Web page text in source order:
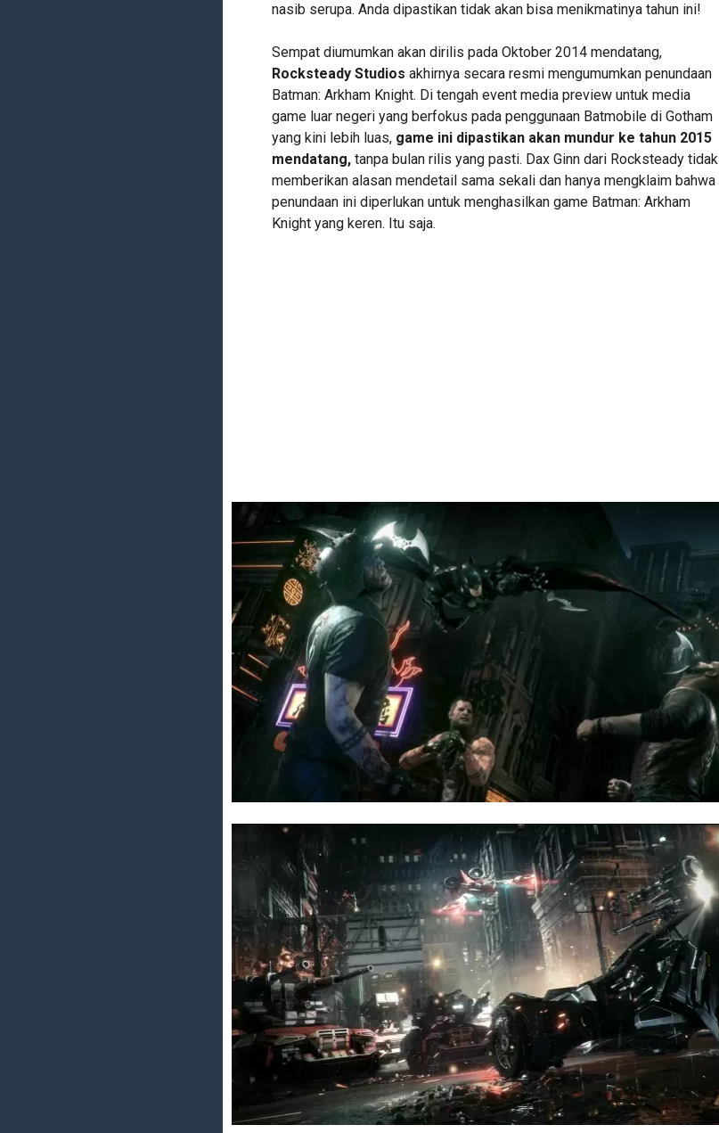
nasib serupa. Anda dipastikan tidak akan bisa menikmatinya tahun ini!
Sempat diumumkan akan dirilis pada Oktober 2014 mendatang,
Rocksteady Studios akhirnya secara resmi mengumumkan penundaan
Batman: Arkham Knight. Di tengah event media preview untuk media
game luar negeri yang berfokus pada penggunaan Batmobile di Gotham
yang kini lebih luas, game ini dipastikan akan mundur ke tahun 2015
mendatang,tanpa bulan rilis yang pasti. Dax Ginn dari Rocksteady tidak
memberikan alasan mendetail sama sekali dan hanya mengklaim bahwa
penundaan ini diperlukan untuk menghasilkan game Batman: Arkham
Knight yang keren. Itu saja.